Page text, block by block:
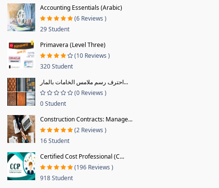
Accounting Essentials (Arabic)
(6 Reviews )
29 Student
Primavera (Level Three)
(10 Reviews )
320 Student
احترف رسم ملامس الخامات بالمار...
(0 Reviews )
0 Student
Construction Contracts: Manage...
(2 Reviews )
16 Student
Certified Cost Professional (C...
(196 Reviews )
918 Student